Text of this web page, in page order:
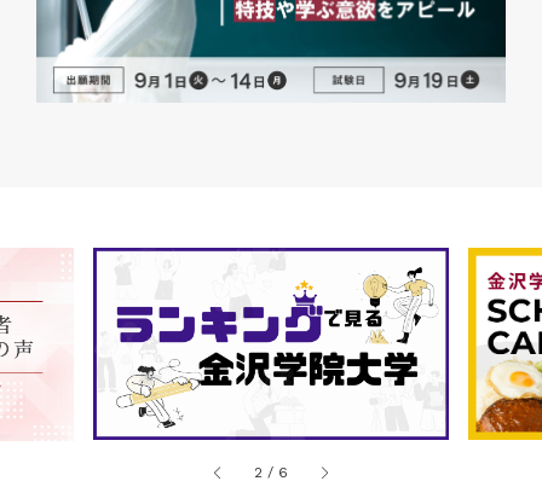
2 / 6